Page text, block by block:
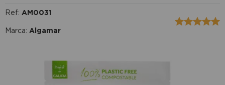
Ref: AM0031
Marca: Algamar